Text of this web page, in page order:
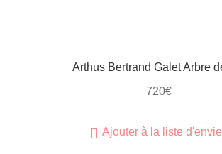
Arthus Bertrand Galet Arbre
720€
Ajouter à la liste